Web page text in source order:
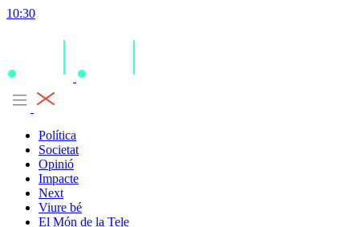
10:30
Política
Societat
Opinió
Impacte
Next
Viure bé
El Món de la Tele